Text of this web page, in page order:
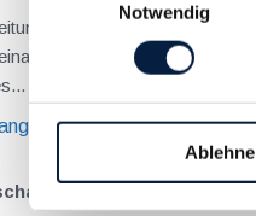
Notwendig
Kernaussage der Entscheidung Das Bundesfinanzgericht (GZ RV/7103366/2025
welchem
empfehlen
der kalten